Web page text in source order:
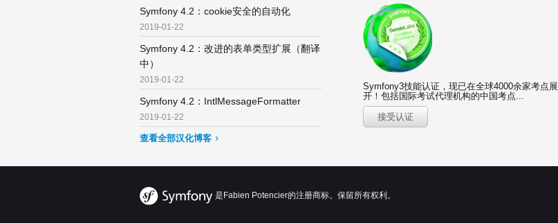
Symfony 4.2：cookie安全的自动化
2019-01-22
Symfony 4.2：改进的表单类型扩展（翻译
中）
2019-01-22
Symfony 4.2：IntlMessageFormatter
2019-01-22
查看全部汉化博客
Symfony3技能认证，现已在全球4000余家考点展
开！包括国际考试代理机构的中国考点...
接受认证
是Fabien Potencier的注册商标。保留所有权利。